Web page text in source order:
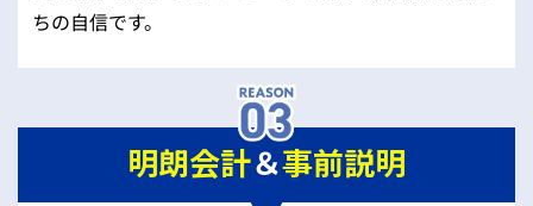
ちの自信です。
明朗会計＆事前説明